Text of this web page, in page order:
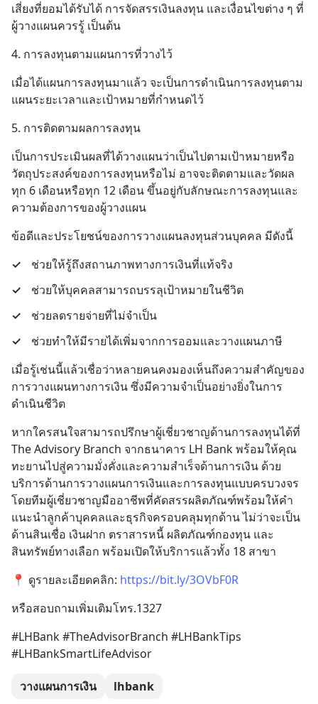
เสี่ยงที่ยอมได้รับได้ การจัดสรรเงินลงทุน และเงื่อนไขต่าง ๆ ที่
ผู้วางแผนควรรู้ เป็นต้น
4. การลงทุนตามแผนการที่วางไว้
เมื่อได้แผนการลงทุนมาแล้ว จะเป็นการดำเนินการลงทุนตาม
แผนระยะเวลาและเป้าหมายที่กำหนดไว้
5. การติดตามผลการลงทุน
เป็นการประเมินผลที่ได้วางแผนว่าเป็นไปตามเป้าหมายหรือ
วัตถุประสงค์ของการลงทุนหรือไม่ อาจจะติดตามและวัดผล
ทุก 6 เดือนหรือทุก 12 เดือน ขึ้นอยู่กับลักษณะการลงทุนและ
ความต้องการของผู้วางแผน
ข้อดีและประโยชน์ของการวางแผนลงทุนส่วนบุคคล มีดังนี้
✓
ช่วยให้รู้ถึงสถานภาพทางการเงินที่แท้จริง
✓
ช่วยให้บุคคลสามารถบรรลุเป้าหมายในชีวิต
✓
ช่วยลดรายจ่ายที่ไม่จำเป็น
✓
ช่วยทำให้มีรายได้เพิ่มจากการออมและวางแผนภาษี
เมื่อรู้เช่นนี้แล้วเชื่อว่าหลายคนคงมองเห็นถึงความสำคัญของ
การวางแผนทางการเงิน ซึ่งมีความจำเป็นอย่างยิ่งในการ
ดำเนินชีวิต
หากใครสนใจสามารถปรึกษาผู้เชี่ยวชาญด้านการลงทุนได้ที่
The Advisory Branch จากธนาคาร LH Bank พร้อมให้คุณ
ทะยานไปสู่ความมั่งคั่งและความสำเร็จด้านการเงิน ด้วย
บริการด้านการวางแผนการเงินและการลงทุนแบบครบวงจร
โดยทีมผู้เชี่ยวชาญมืออาชีพที่คัดสรรผลิตภัณฑ์พร้อมให้คำ
แนะนำลูกค้าบุคคลและธุรกิจครอบคลุมทุกด้าน ไม่ว่าจะเป็น
ด้านสินเชื่อ เงินฝาก ตราสารหนี้ ผลิตภัณฑ์กองทุน และ
สินทรัพย์ทางเลือก พร้อมเปิดให้บริการแล้วทั้ง 18 สาขา
📍 ดูรายละเอียดคลิก: https://bit.ly/3OVbF0R
หรือสอบถามเพิ่มเติมโทร.1327
#LHBank #TheAdvisorBranch #LHBankTips
#LHBankSmartLifeAdvisor
วางแผนการเงิน lhbank